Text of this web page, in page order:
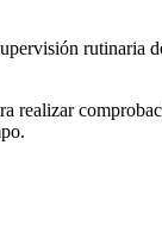
rutinaria
realizar